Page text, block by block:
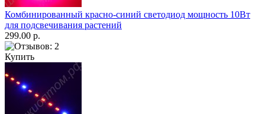
Комбинированный красно-синий светодиод мощность 10Вт
для подсвечивания растений
299.00 р.
Купить